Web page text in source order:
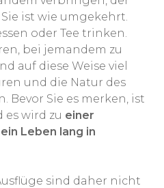
ist wie umgekehrt.
oder Tee trinken.
bei jemandem zu
auf diese Weise viel
und die Natur des
Bevor Sie es merken, ist
es wird zu einer
Leben lang in
sind daher nicht